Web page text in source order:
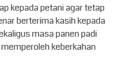
kepada petani agar tetap
berterima kasih kepada
masa panen padi
keberkahan